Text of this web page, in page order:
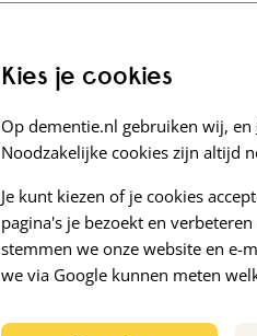
Kies je cookies
Op dementie.nl gebruiken wij, en
Noodzakelijke cookies zijn altijd
Je kunt kiezen of je cookies
pagina's je bezoekt en
stemmen we onze website en e-
we via Google kunnen meten